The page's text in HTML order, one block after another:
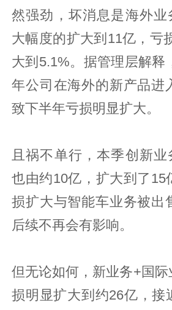
然强劲，坏消息是海外业
大幅度的扩大到11亿，亏
大到5.1%。据管理层解释
年公司在海外的新产品进
致下半年亏损明显扩大。
且祸不单行，本季创新业
也由约10亿，扩大到了15
损扩大与智能车业务被出
后续不再会有影响。
但无论如何，新业务+国
损明显扩大到约26亿，